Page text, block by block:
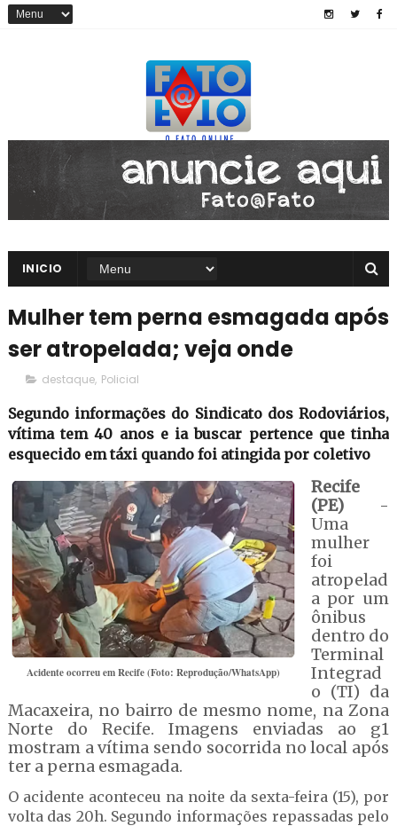
INICIO
Mulher tem perna esmagada após
ser atropelada; veja onde
destaque, Policial
Segundo informações do Sindicato dos Rodoviários,
vítima tem 40 anos e ia buscar pertence que tinha
esquecido em táxi quando foi atingida por coletivo
Acidente ocorreu em Recife (Foto: Reprodução/WhatsApp)
Recife
(PE)-
Uma
mulher
foi
atropelad
a por um
ônibus
dentro do
Terminal
Integrad
o (TI) da
Macaxeira, no bairro de mesmo nome, na Zona
Norte do Recife. Imagens enviadas ao g1
mostram a vítima sendo socorrida no local após
ter a perna esmagada.
O acidente aconteceu na noite da sexta-feira (15), por
volta das 20h. Segundo informações repassadas pelo